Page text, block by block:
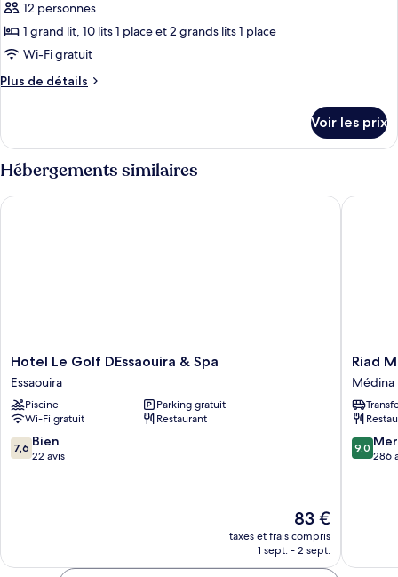
Deluxe
photos
pour
ce
type
de
Maison
Deluxe
12 personnes
1 grand lit, 10 lits 1 place et 2 grands lits 1 place
Wi-Fi gratuit
Plus de détails
Plus
le
type
de
Maison
Voir les prix
Hébergements similaires
Hotel
Le
Golf
DEssaouira
&
Spa
Essaouira
Hotel Le Golf DEssaouira & Spa
Essaouira
Piscine
Parking gratuit
Wi-Fi gratuit
Restaurant
7.6
sur
7,6 Bien
22 avis
Le
nouveau
prix
83 €
taxes et frais compris
1 sept. - 2 sept.
Hotel Le Golf DEssaouira & Spa
Riad
Médina
Riad
Médina
9.0
sur
9,0
286
Riad